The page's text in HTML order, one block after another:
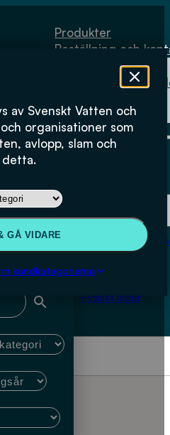
av Svenskt Vatten och
organisationer som
avlopp, slam och
GÅ VIDARE
kundkategorierna
Produkter
Beställning och
Fysiskt lager
Beställning och kontakt
Om
Köpvillkor
Fysiskt lager